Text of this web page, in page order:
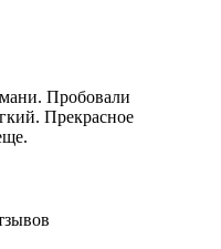
Пробовали
Прекрасное